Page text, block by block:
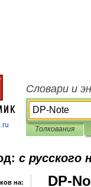
Словари и
Толкования
с русского
на: DP-